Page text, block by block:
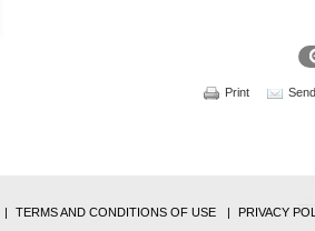
Print
TERMS AND CONDITIONS OF USE PRIVACY